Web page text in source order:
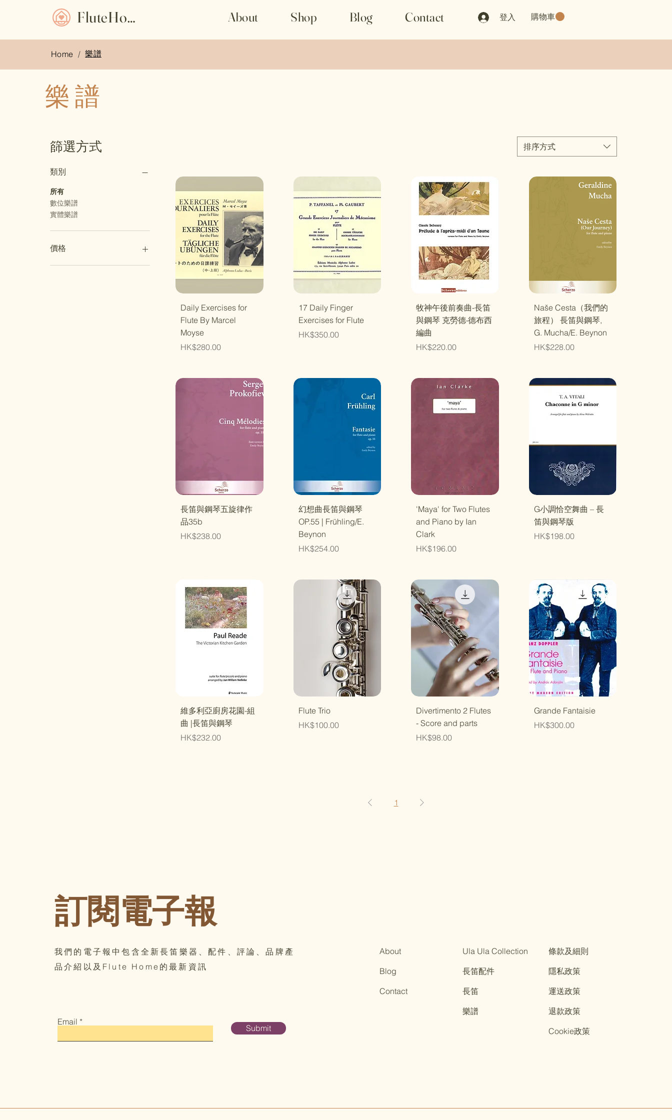
FluteHome About Shop Blog Contact 登入 購物車
Home / 樂譜
樂譜
篩選方式
類別
所有
數位樂譜
實體樂譜
價格
排序方式
快速瀏覽
Daily Exercises for
Flute By Marcel
Moyse
價格
HK$280.00
快速瀏覽
17 Daily Finger
Exercises for Flute
價格
HK$350.00
快速瀏覽
牧神午後前奏曲-長笛
與鋼琴 克勞德‧德布西
編曲
價格
HK$220.00
快速瀏覽
Naše Cesta（我們的
旅程） 長笛與鋼琴,
G. Mucha/E. Beynon
價格
HK$228.00
快速瀏覽
長笛與鋼琴五旋律作
品35b
價格
HK$238.00
快速瀏覽
幻想曲長笛與鋼琴
OP.55 | Frühling/E.
Beynon
價格
HK$254.00
快速瀏覽
'Maya' for Two Flutes
and Piano by Ian
Clark
價格
HK$196.00
快速瀏覽
G小調恰空舞曲 – 長
笛與鋼琴版
價格
HK$198.00
快速瀏覽
維多利亞廚房花園-組
曲 |長笛與鋼琴
價格
HK$232.00
快速瀏覽
Flute Trio
價格
HK$100.00
快速瀏覽
Divertimento 2 Flutes
- Score and parts
價格
HK$98.00
快速瀏覽
Grande Fantaisie
價格
HK$300.00
1
訂閱電子報
我們的電子報中包含全新長笛樂器、配件、評論、品牌產
品介紹以及Flute Home的最新資訊
Email
Submit
About
Blog
Contact
Ula Ula Collection
長笛配件
長笛
樂譜
條款及細則
隱私政策
運送政策
退款政策
Cookie政策